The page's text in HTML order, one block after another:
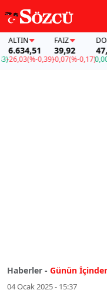
(%-0,39)
FAİZ
39,92
-0,07(%-0,17)0,00
Haberler - Günün
04 Ocak 2025 - 15:37